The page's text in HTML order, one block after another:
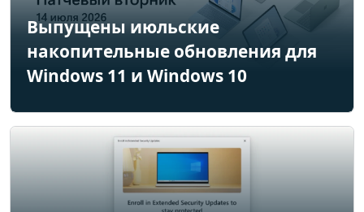
Выпущены июльские
накопительные обновления для
Windows 11 и Windows 10